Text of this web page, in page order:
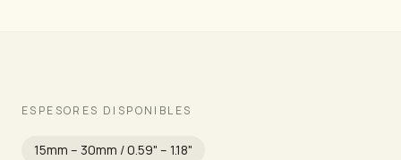
ESPESORES DISPONIBLES
15mm – 30mm / 0.59" – 1.18"